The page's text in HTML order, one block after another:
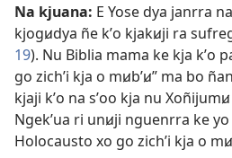
Na kjuana: E Yose dya janrra
kjogꞹdya ñe kʼo kjakꞹji ra
19). Nu Biblia mama ke kja kʼo
go zichʼi kja o mꞹbʼꞹ” ma bo
kjaji kʼo na sʼoo kja nu
Ngekʼua ri unꞹji nguenrra ke
Holocausto xo go zichʼi kja o